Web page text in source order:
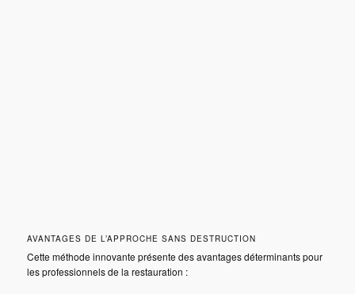
AVANTAGES DE L’APPROCHE SANS DESTRUCTION
Cette méthode innovante présente des avantages déterminants pour
les professionnels de la restauration :